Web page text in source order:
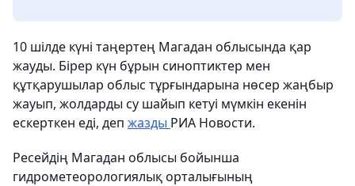
10 шілде күні таңертең Магадан облысында қар
жауды. Бірер күн бұрын синоптиктер мен
құтқарушылар облыс тұрғындарына нөсер жаңбыр
жауып, жолдарды су шайып кетуі мүмкін екенін
ескерткен еді, деп жазды РИА Новости.
Ресейдің Магадан облысы бойынша
гидрометеорологиялық орталығының